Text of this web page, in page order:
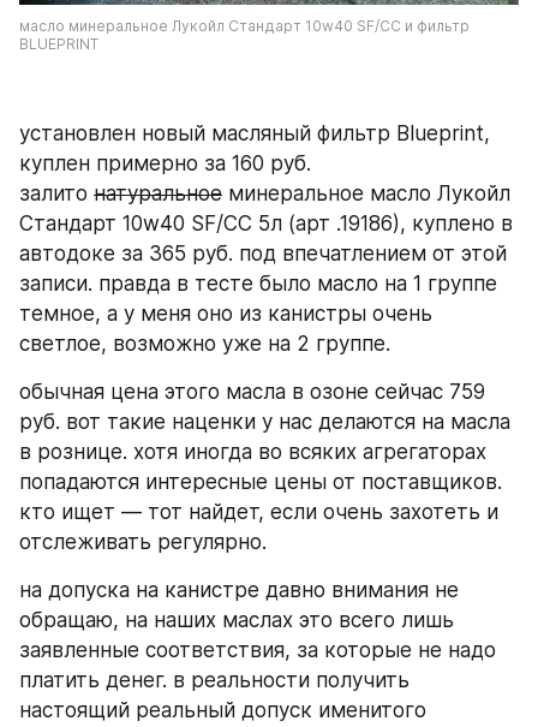
масло минеральное Лукойл Стандарт 10w40 SF/CC и фильтр
BLUEPRINT
установлен новый масляный фильтр Blueprint,
куплен примерно за 160 руб.
залито натуральное минеральное масло Лукойл
Стандарт 10w40 SF/CC 5л (арт .19186), куплено в
автодоке за 365 руб. под впечатлением от этой
записи. правда в тесте было масло на 1 группе
темное, а у меня оно из канистры очень
светлое, возможно уже на 2 группе.
обычная цена этого масла в озоне сейчас 759
руб. вот такие наценки у нас делаются на масла
в рознице. хотя иногда во всяких агрегаторах
попадаются интересные цены от поставщиков.
кто ищет — тот найдет, если очень захотеть и
отслеживать регулярно.
на допуска на канистре давно внимания не
обращаю, на наших маслах это всего лишь
заявленные соответствия, за которые не надо
платить денег. в реальности получить
настоящий реальный допуск именитого